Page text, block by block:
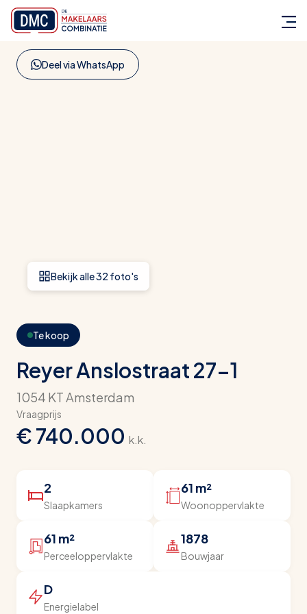
Terug naar aanbod
Deel via WhatsApp
Bekijk alle 32 foto's
Te koop
Reyer Anslostraat 27-1
1054 KT Amsterdam
Vraagprijs
€ 740.000 k.k.
2
Slaapkamers
61 m²
Woonoppervlakte
61 m²
Perceeloppervlakte
1878
Bouwjaar
D
Energielabel